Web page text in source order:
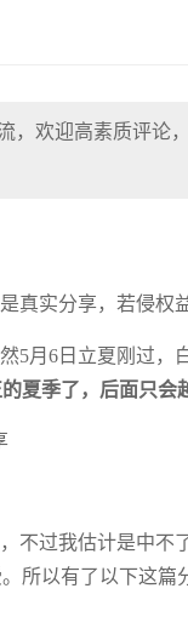
，欢迎高素质评论
真实分享，若侵权
5月6日立夏刚过，
夏季了，后面只会
不过我估计是中不
所以有了以下这篇